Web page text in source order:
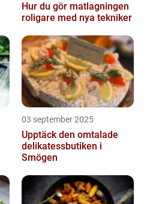
Hur du gör matlagningen
roligare med nya tekniker
03 september 2025
Upptäck den omtalade
delikatessbutiken i
Smögen